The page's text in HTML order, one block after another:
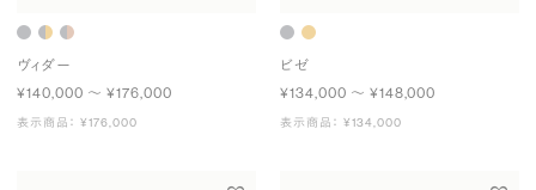
ヴィダー
¥140,000 〜 ¥176,000
表示商品： ¥176,000
ビゼ
¥134,000 〜 ¥148,000
表示商品： ¥134,000